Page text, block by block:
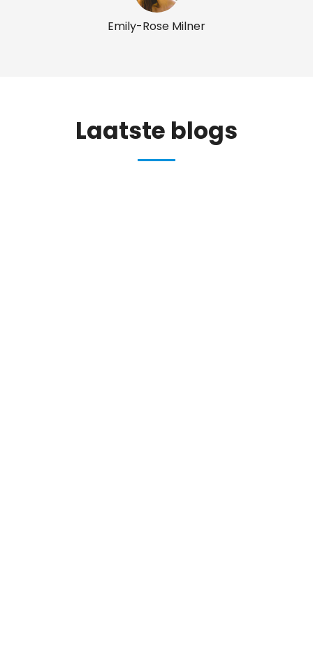
Emily-Rose Milner
Laatste blogs